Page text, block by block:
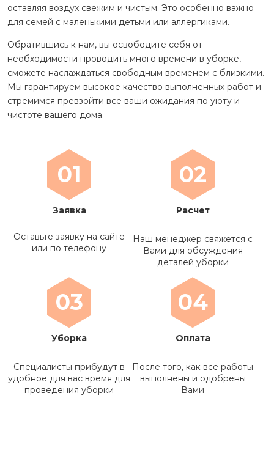
оставляя воздух свежим и чистым. Это особенно важно
для семей с маленькими детьми или аллергиками.
Обратившись к нам, вы освободите себя от
необходимости проводить много времени в уборке,
сможете наслаждаться свободным временем с близкими.
Мы гарантируем высокое качество выполненных работ и
стремимся превзойти все ваши ожидания по уюту и
чистоте вашего дома.
01
Заявка
Оставьте заявку на сайте
или по телефону
02
Расчет
Наш менеджер свяжется с
Вами для обсуждения
деталей уборки
03
Уборка
Специалисты прибудут в
удобное для вас время для
проведения уборки
04
Оплата
После того, как все работы
выполнены и одобрены
Вами